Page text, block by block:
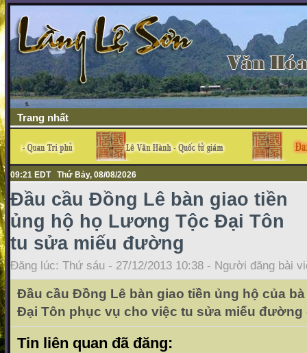
Trang nhất
09:21 EDT Thứ Bảy, 08/08/2026
Đầu cầu Đồng Lê bàn giao tiền
ủng hộ họ Lương Tộc Đại Tôn
tu sửa miếu đường
Đăng lúc: Thứ sáu - 27/12/2013 10:38 - Người đăng bài
Đầu cầu Đồng Lê bàn giao tiền ủng hộ của
Đại Tôn phục vụ cho việc tu sửa miếu đường
Tin liên quan đã đăng: